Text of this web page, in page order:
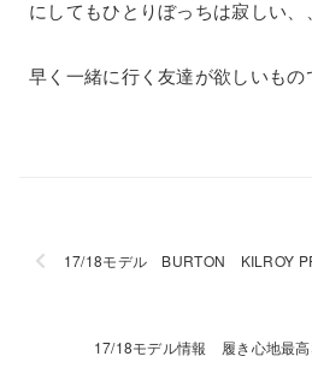
にしてもひとりぼっちは寂しい、
早く一緒に行く友達が欲しいもの
17/18モデル BURTON KILROY
17/18モデル情報 履き心地最